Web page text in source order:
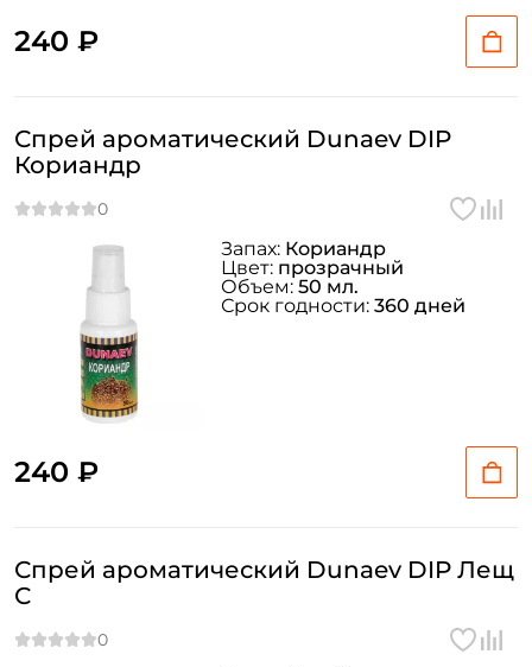
240 ₽
Спрей ароматический Dunaev DIP
Кориандр
240 ₽
Запах: Кориандр
Цвет: прозрачный
Объем:50 мл.
Срок годности: 360 дней
Спрей ароматический Dunaev DIP Лещ
С